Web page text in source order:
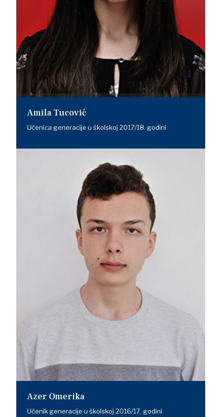
Amila Tucović
Učenica generacije u školskoj 2017/18. godini
Azer Omerika
Učenik generacije u školskoj 2016/17. godini